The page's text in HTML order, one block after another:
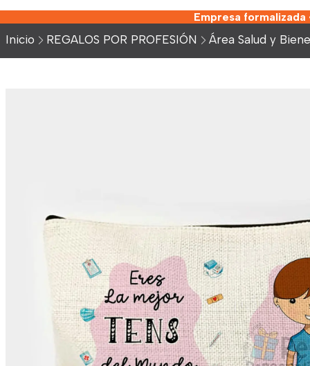
Empresa formalizada
Inicio REGALOS POR PROFESIÓN Área Salud y